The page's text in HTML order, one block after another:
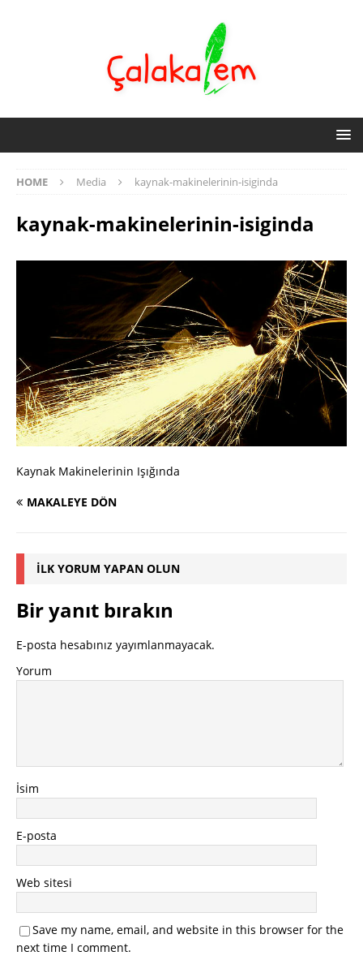
HOME Media kaynak-makinelerinin-isiginda
kaynak-makinelerinin-isiginda
Kaynak Makinelerinin Işığında
MAKALEYE DÖN
İLK YORUM YAPAN OLUN
Bir yanıt bırakın
E-posta hesabınız yayımlanmayacak.
Yorum
İsim
E-posta
Web sitesi
Save my name, email, and website in this browser for the
next time I comment.